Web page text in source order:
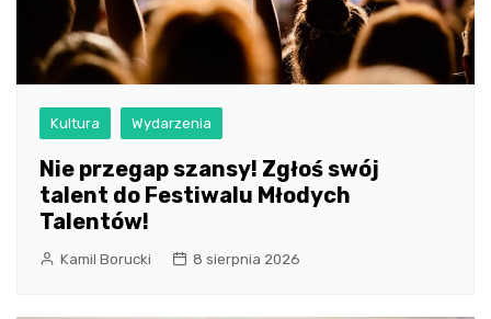
Kultura Wydarzenia
Nie przegap szansy! Zgłoś swój
talent do Festiwalu Młodych
Talentów!
Kamil Borucki 8 sierpnia 2026